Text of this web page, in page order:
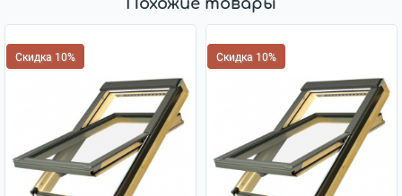
Похожие товары
Скидка 10% Скидка 10%